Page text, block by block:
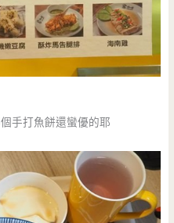
手打魚餅還蠻優的耶